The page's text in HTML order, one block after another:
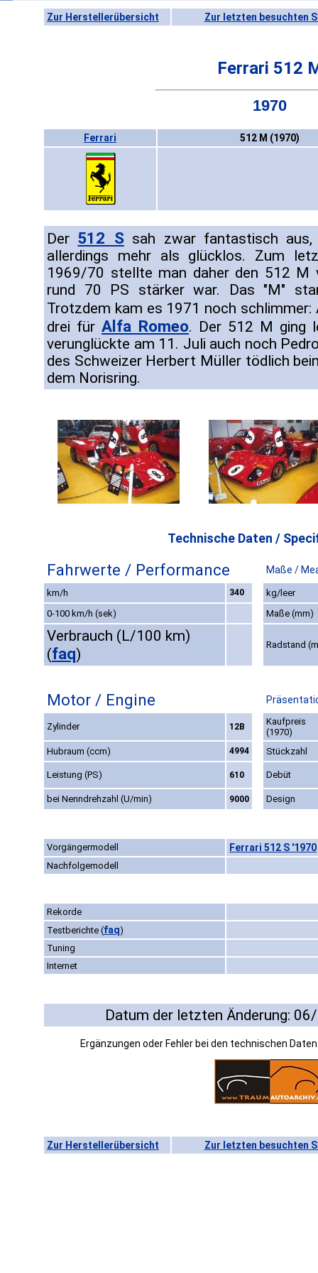
Zur Herstellerübersicht Zur letzten besuchten
Ferrari 512
1970
Ferrari 512 M (1970)
Der 512 S sah zwar fantastisch
allerdings mehr als glücklos. Zum
1969/70 stellte man daher den 512 M
rund 70 PS stärker war. Das "M"
Trotzdem kam es 1971 noch
drei für Alfa Romeo. Der 512 M ging
verunglückte am 11. Juli auch noch
des Schweizer Herbert Müller tödlich
dem Norisring.
Technische Daten /
Fahrwerte / Performance Maße /
km/h 340
kg/leer
0-100 km/h (sek)
Maße (mm)
Verbrauch (L/100 km)
(faq)
Radstand
Motor / Engine
Zylinder 12B
Kaufpreis
(1970)
Hubraum (ccm)
4994 Stückzahl
Leistung (PS) 610 Debüt
bei Nenndrehzahl (U/min) 9000 Design
Vorgängermodell Ferrari 512 S '1970
Nachfolgemodell
Rekorde
Testberichte (faq)
Tuning
Internet
Datum der letzten Änderung:
Ergänzungen oder Fehler bei den technischen
Zur Herstellerübersicht Zur letzten besuchten